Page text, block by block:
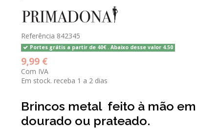
Referência 842345
Portes grátis a partir de 40€ . Abaixo desse valor 4.50
9,99 €
Com IVA
Em stock. receba 1 a 2 dias
Brincos metal feito à mão em
dourado ou prateado.